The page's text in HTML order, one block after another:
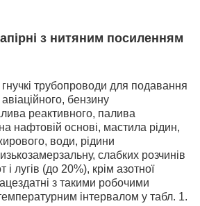
з нитяним посиленням
трубопроводи для подавання
бензину
реактивного, палива
нафтовій основі, мастила рідин,
води, рідини
слабких розчинів
і лугів (до 20%), крім азотної
з такими робочими
інтервалом у табл. 1.